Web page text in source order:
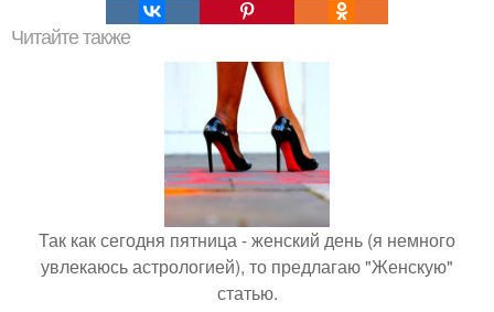
Читайте также
Так как сегодня пятница - женский день (я немного
увлекаюсь астрологией), то предлагаю "Женскую"
статью.